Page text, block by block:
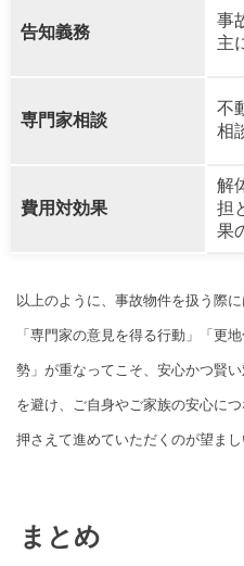
告知義務
事
主
専門家相談
不
相
費用対効果
解
担
果
以上のように、事故物件を扱う際
「専門家の意見を得る行動」「更
勢」が重なってこそ、安心かつ賢
を避け、ご自身やご家族の安心に
押さえて進めていただくのが望まし
まとめ